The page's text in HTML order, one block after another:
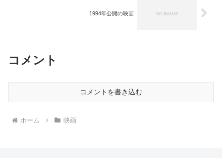
1994年公開の映画
コメント
コメントを書き込む
ホーム 映画